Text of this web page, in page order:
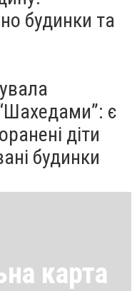
будинки та
є
діти
будинки
карта